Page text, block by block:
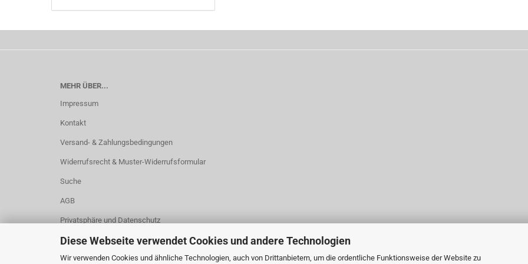
Diese Webseite verwendet Cookies und andere Technologien
Wir verwenden Cookies und ähnliche Technologien, auch von Drittanbietern, um die ordentliche Funktionsweise der Website zu
MEHR ÜBER...
Impressum
Kontakt
Versand- & Zahlungsbedingungen
Widerrufsrecht & Muster-Widerrufsformular
Suche
AGB
Privatsphäre und Datenschutz
Cookie Einstellungen